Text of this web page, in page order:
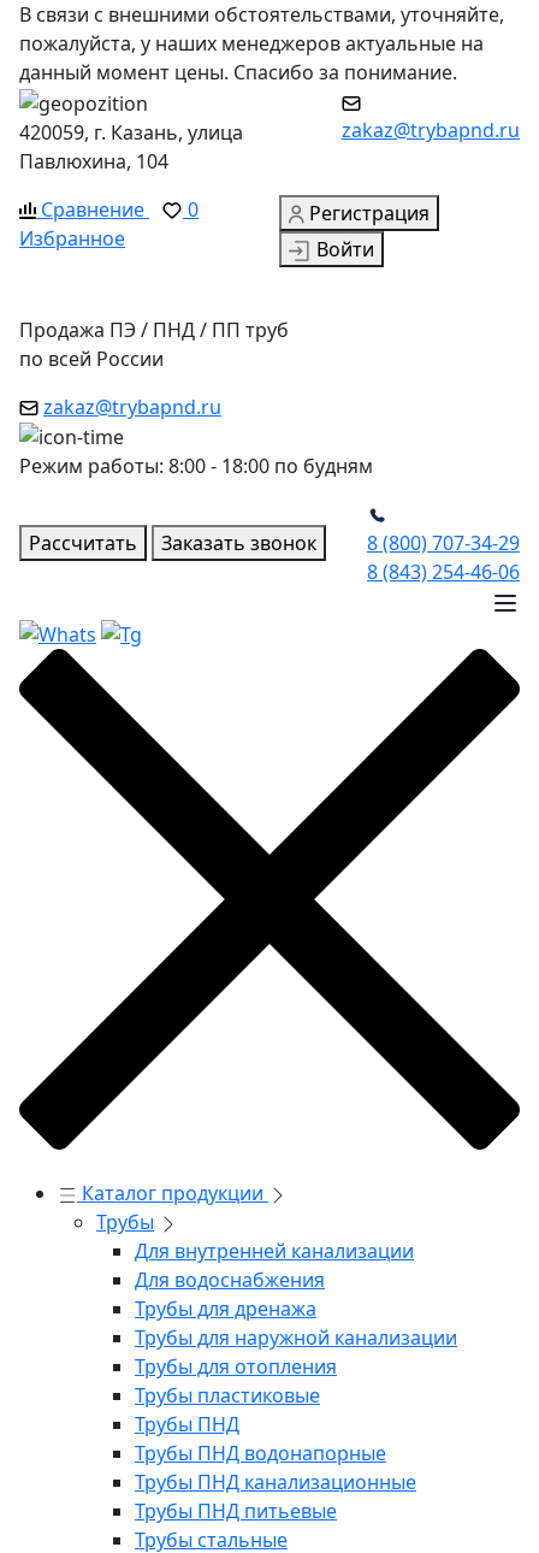
В связи с внешними обстоятельствами, уточняйте,
пожалуйста, у наших менеджеров актуальные на
данный момент цены. Спасибо за понимание.
420059, г. Казань, улица
Павлюхина, 104
zakaz@trybapnd.ru
Сравнение
0
Избранное
Регистрация
Войти
Продажа ПЭ / ПНД / ПП труб
по всей России
zakaz@trybapnd.ru
Режим работы: 8:00 - 18:00 по будням
Рассчитать Заказать звонок
8 (800) 707-34-29
8 (843) 254-46-06
Каталог продукции
Трубы
Для внутренней канализации
Для водоснабжения
Трубы для дренажа
Трубы для наружной канализации
Трубы для отопления
Трубы пластиковые
Трубы ПНД
Трубы ПНД водонапорные
Трубы ПНД канализационные
Трубы ПНД питьевые
Трубы стальные